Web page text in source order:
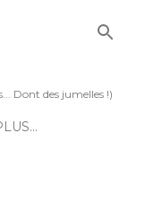
Dont des jumelles !)